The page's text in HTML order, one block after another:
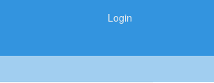
Login